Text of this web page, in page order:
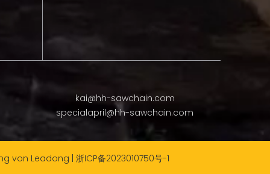
kai@hh-sawchain.com
specialapril@hh-sawchain.com
von Leadong 浙ICP备2023010750号-1